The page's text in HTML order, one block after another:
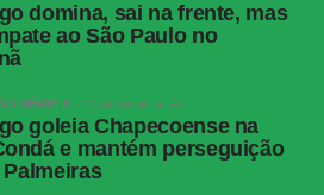
(Marquinhos), Fabrício Bruno,
Andrey Santos (Jean
e Paquetá; Luiz Henrique
(Raphinha) e Richarlison (João
Ancelotti.
domina, sai na frente, mas
ao São Paulo no
SÉRIE A 2 semanas atrás
goleia Chapecoense na
e mantém perseguição